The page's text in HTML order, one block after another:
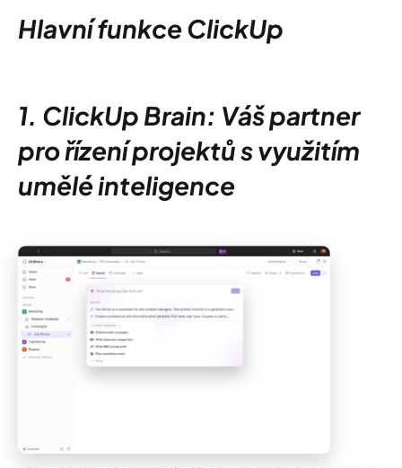
Hlavní funkce ClickUp
1. ClickUp Brain: Váš partner
pro řízení projektů s využitím
umělé inteligence